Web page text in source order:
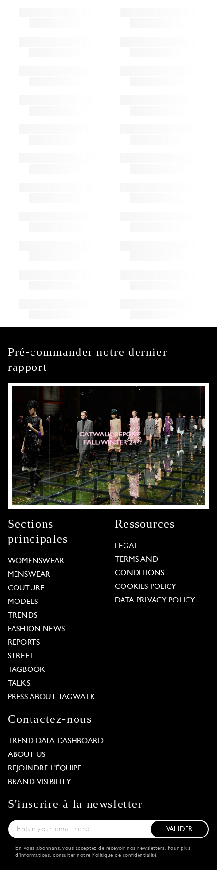
Pré-commander notre dernier
rapport
Sections
principales
WOMENSWEAR
MENSWEAR
COUTURE
MODELS
TRENDS
FASHION NEWS
REPORTS
STREET
TAGBOOK
TALKS
PRESS ABOUT TAGWALK
Ressources
LEGAL
TERMS AND
CONDITIONS
COOKIES POLICY
DATA PRIVACY POLICY
Contactez-nous
TREND DATA DASHBOARD
ABOUT US
REJOINDRE L'ÉQUIPE
BRAND VISIBILITY
S'inscrire à la newsletter
VALIDER
En vous abonnant, vous acceptez de recevoir nos newsletters. Pour plus
d'informations, consulter notre Politique de confidentialité.